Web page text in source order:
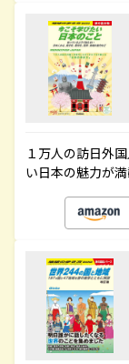
１万人の訪日外
い日本の魅力が